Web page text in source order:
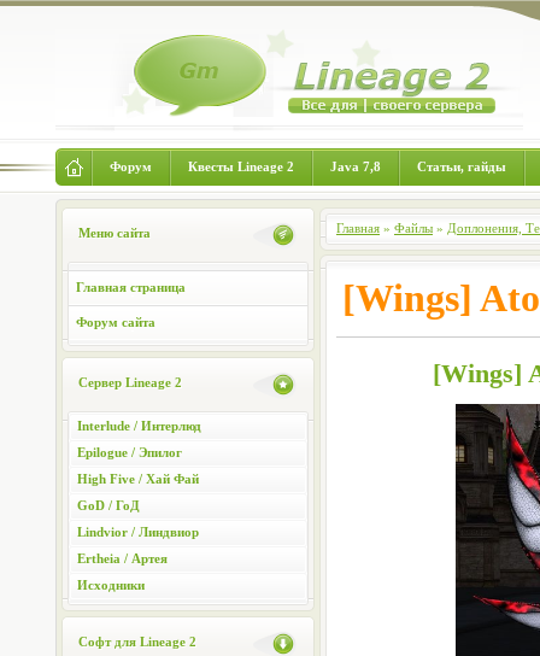
Форум Квесты Lineage 2 Java 7,8 Статьи, гайды
Меню сайта
Главная страница
Форум сайта
Сервер Lineage 2
Interlude / Интерлюд
Epilogue / Эпилог
High Five / Хай Фай
GoD / ГоД
Lindvior / Линдвиор
Ertheia / Артея
Исходники
Софт для Lineage 2
Главная » Файлы » Доплонения,
[Wings]
[Wings]